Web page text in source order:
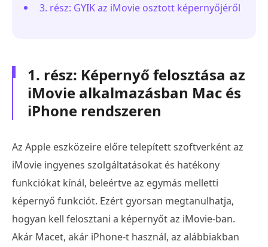
3. rész: GYIK az iMovie osztott képernyőjéről
1. rész: Képernyő felosztása az
iMovie alkalmazásban Mac és
iPhone rendszeren
Az Apple eszközeire előre telepített szoftverként az
iMovie ingyenes szolgáltatásokat és hatékony
funkciókat kínál, beleértve az egymás melletti
képernyő funkciót. Ezért gyorsan megtanulhatja,
hogyan kell felosztani a képernyőt az iMovie-ban.
Akár Macet, akár iPhone-t használ, az alábbiakban